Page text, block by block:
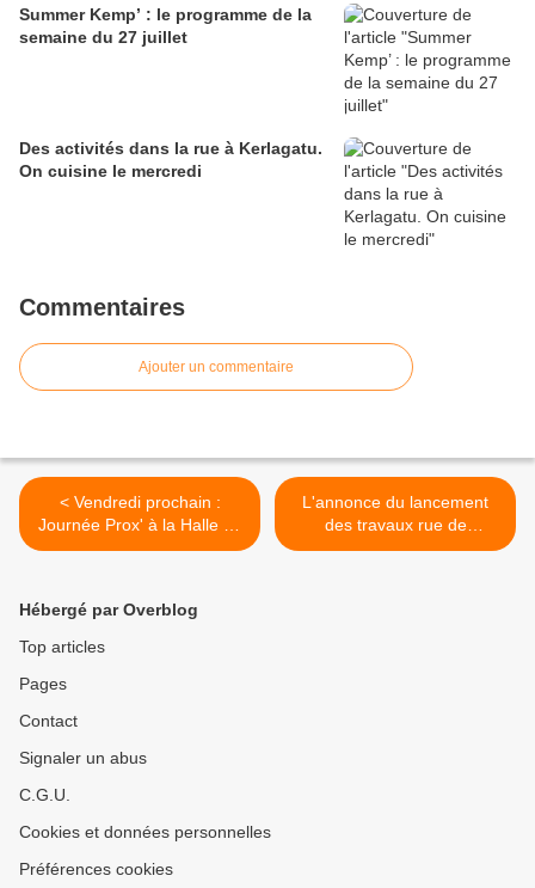
Summer Kemp’ : le programme de la
semaine du 27 juillet
Des activités dans la rue à Kerlagatu.
On cuisine le mercredi
Commentaires
Ajouter un commentaire
< Vendredi prochain :
Journée Prox' à la Halle de
sport de Penhars pour
L'annonce du lancement
des travaux rue de
Kergestin à partir du 2 juin
Hébergé par Overblog
Top articles
Pages
Contact
Signaler un abus
C.G.U.
Cookies et données personnelles
Préférences cookies